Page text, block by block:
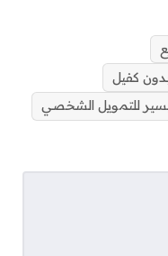
كفيل
للتمويل الشخصي